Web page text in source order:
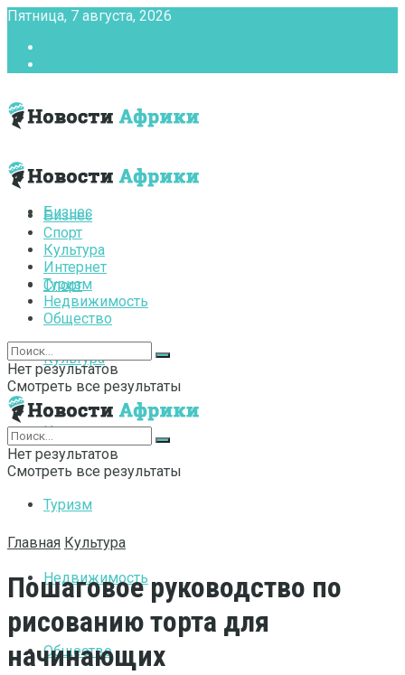
Пятница, 7 августа, 2026
Бизнес
Спорт
Культура
Интернет
Туризм
Недвижимость
Общество
Бизнес
Спорт
Культура
Интернет
Туризм
Недвижимость
Общество
Нет результатов
Смотреть все результаты
Нет результатов
Смотреть все результаты
Главная Культура
Пошаговое руководство по
рисованию торта для
начинающих